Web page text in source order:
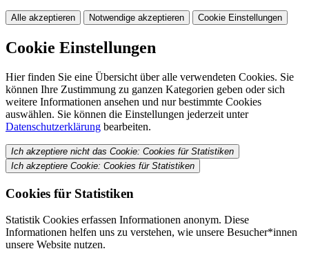
Alle akzeptieren Notwendige akzeptieren Cookie Einstellungen
Cookie Einstellungen
Hier finden Sie eine Übersicht über alle verwendeten Cookies. Sie
können Ihre Zustimmung zu ganzen Kategorien geben oder sich
weitere Informationen ansehen und nur bestimmte Cookies
auswählen. Sie können die Einstellungen jederzeit unter
Datenschutzerklärung bearbeiten.
Ich akzeptiere nicht das Cookie: Cookies für Statistiken
Ich akzeptiere Cookie: Cookies für Statistiken
Cookies für Statistiken
Statistik Cookies erfassen Informationen anonym. Diese
Informationen helfen uns zu verstehen, wie unsere Besucher*innen
unsere Website nutzen.